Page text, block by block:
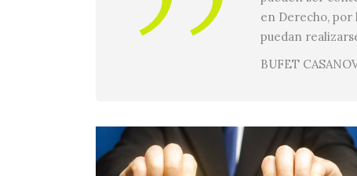
en Derecho, por
puedan
BUFET